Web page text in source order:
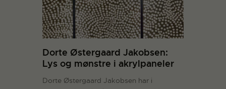
Dorte Østergaard Jakobsen:
Lys og mønstre i akrylpaneler
Dorte Østergaard Jakobsen har i